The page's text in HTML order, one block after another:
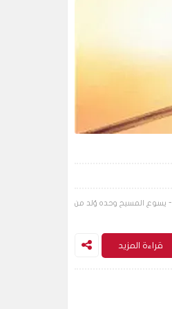
من هو المسيح. في القران و الانجيل و كتب الانبياء ؟ ! ميزات الرب يسوع المسيح في القرآنتوجد في القرآن ست عشرة ميزة لم تُعطَ لأي شخص أو نبي في أي حقبة إلا للرب يسوع المسيح. وهذه الصفات هي:1 - يسوع المسيح وحده وُلد من
قراءة المزيد